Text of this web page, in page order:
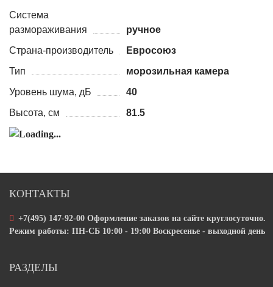
Система
размораживания
ручное
Страна-производитель
Евросоюз
Тип
морозильная камера
Уровень шума, дБ
40
Высота, см
81.5
КОНТАКТЫ
+7(495) 147-92-00 Оформление заказов на сайте круглосуточно.
Режим работы: ПН-СБ 10:00 - 19:00 Воскресенье - выходной день
РАЗДЕЛЫ